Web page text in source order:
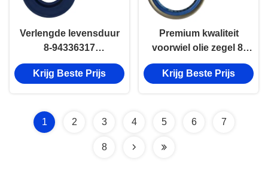
Verlengde levensduur
8-94336317
achterwieloliekeerring
voor ISUZU NPR &
49×100×8/9.5, waardoor
de onderhoudskosten
worden verlaagd.
Krijg Beste Prijs
Premium kwaliteit
voorwiel olie zegel 8-
94433718 voor ISUZU
TFR en JMC Baodian
duren.
Krijg Beste Prijs
1 2 3 4 5 6 7
8